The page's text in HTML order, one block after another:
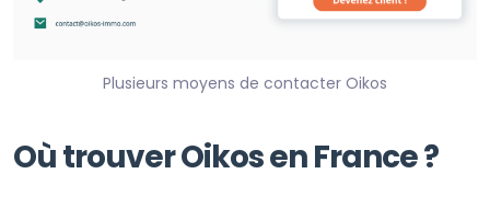
Plusieurs moyens de contacter Oikos
Où trouver Oikos en France ?